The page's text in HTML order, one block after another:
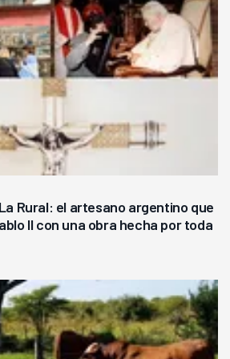
Rural: el artesano argentino que
II con una obra hecha por toda